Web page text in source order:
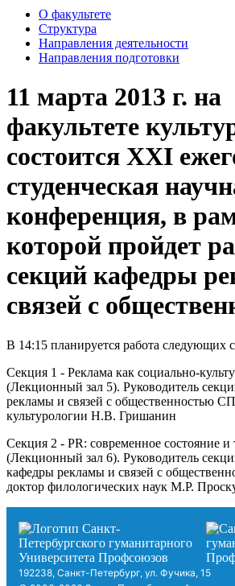
О факультете
Структура
Направления деятельности
Направления подготовки
11 марта 2013 г. на
факультете
состоится XXI
студенческая
конференция, в
которой пройдет
секций кафедры
связей с
В 14:15 планируется работа следующих
Секция 1 - Реклама как социально-
(Лекционный зал 5). Руководитель
рекламы и связей с общественностью
культурологии Н.В. Гришанин
Секция 2 - PR: современное состояние и
(Лекционный зал 6). Руководитель
кафедры рекламы и связей с
доктор филологических наук М.Р.
192238, Санкт-Петербург, ул. Фучика, 15